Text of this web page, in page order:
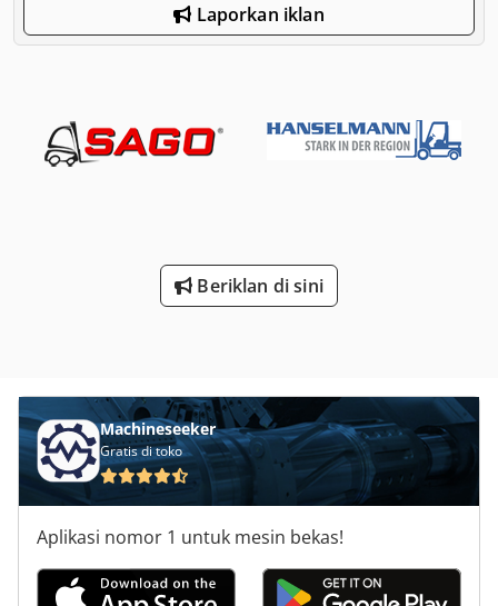
Laporkan iklan
Beriklan di sini
Machineseeker
Gratis di toko
Aplikasi nomor 1 untuk mesin bekas!